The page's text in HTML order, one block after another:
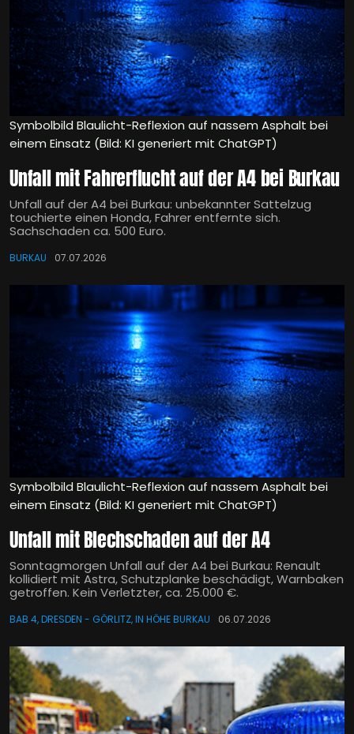
Symbolbild Blaulicht-Reflexion auf nassem Asphalt bei
einem Einsatz (Bild: KI generiert mit ChatGPT)
Unfall mit Fahrerflucht auf der A4 bei Burkau
Unfall auf der A4 bei Burkau: unbekannter Sattelzug
touchierte einen Honda, Fahrer entfernte sich.
Sachschaden ca. 500 Euro.
BURKAU 07.07.2026
Symbolbild Blaulicht-Reflexion auf nassem Asphalt bei
einem Einsatz (Bild: KI generiert mit ChatGPT)
Unfall mit Blechschaden auf der A4
Sonntagmorgen Unfall auf der A4 bei Burkau: Renault
kollidiert mit Astra, Schutzplanke beschädigt, Warnbaken
getroffen. Kein Verletzter, ca. 25.000 €.
BAB 4, DRESDEN - GÖRLITZ, IN HÖHE BURKAU 06.07.2026